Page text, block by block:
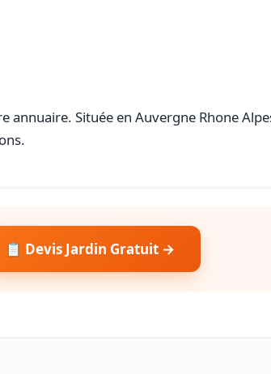
annuaire. Située en Auvergne Rhone
📋 Devis Jardin Gratuit →